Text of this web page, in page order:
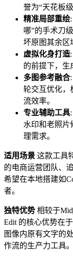
誉为“天花板
精准局部重绘
哪”的手术刀
坏原图其余区
虚拟化身打造
的前提下，生
多图参考融合
轮交互优化，
流效率。
专业辅助工具
水印和老照片
理需求。
适用场景 这款工具
的电商运营团队、
希望在本地搭建如
者。
独特优势 相较于
Edit 的核心优势在
图像内原有文字的
作流的生产力工具。